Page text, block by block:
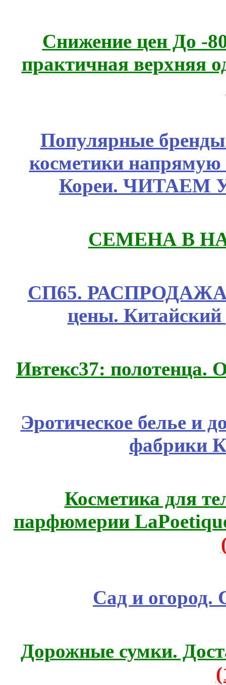
Снижение цен До -
практичная верхняя
Популярные
косметики
Кореи. ЧИТАЕМ
СЕМЕНА В
СП65. РАСПРОДАЖА!
цены.
Ивтекс37:
Эротическое белье и
фабрики
Косметика для
парфюмерии
Сад и огород.
Дорожные сумки.